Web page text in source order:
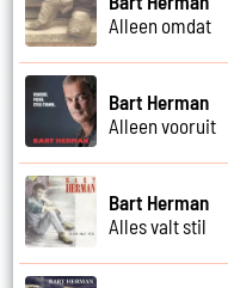
Alleen omdat
Bart Herman
Alleen vooruit
Bart Herman
Alles valt stil